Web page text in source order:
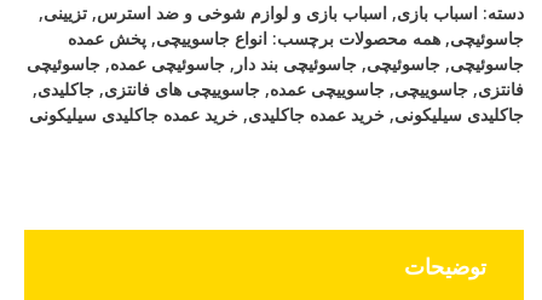
دسته: اسباب بازی, اسباب بازی و لوازم شوخی و ضد استرس, تزیینی,
جاسوئیچی, همه محصولات برچسب: انواع جاسوییچی, پخش عمده
جاسوئیچی, جاسوئیچی, جاسوئیچی بند دار , جاسوئیچی عمده, جاسوئیچی
فانتزی, جاسوییچی, جاسوییچی عمده, جاسوییچی های فانتزی, جاکلیدی,
جاکلیدی سیلیکونی, خرید عمده جاکلیدی, خرید عمده جاکلیدی سیلیکونی
توضیحات